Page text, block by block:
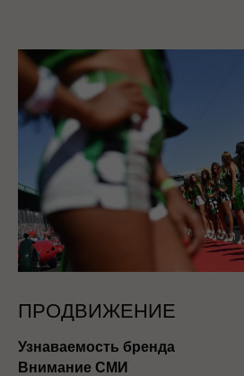
ПРОДВИЖЕНИЕ
Узнаваемость бренда
Внимание СМИ